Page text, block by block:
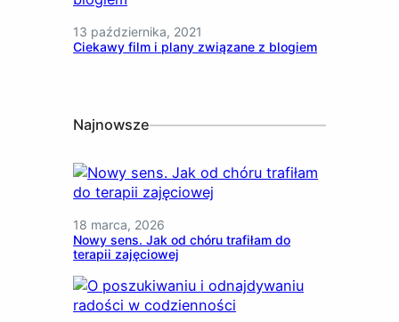
13 października, 2021
Ciekawy film i plany związane z blogiem
Najnowsze
18 marca, 2026
Nowy sens. Jak od chóru trafiłam do
terapii zajęciowej